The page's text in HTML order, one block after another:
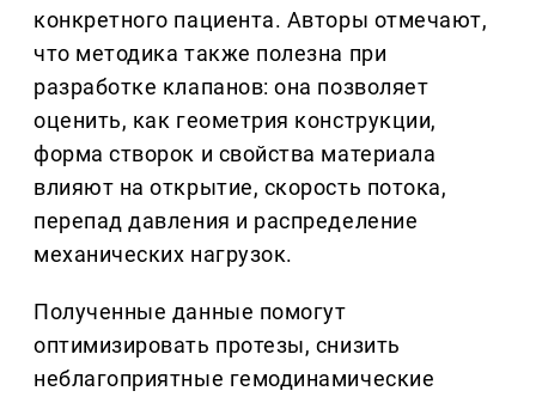
конкретного пациента. Авторы отмечают,
что методика также полезна при
разработке клапанов: она позволяет
оценить, как геометрия конструкции,
форма створок и свойства материала
влияют на открытие, скорость потока,
перепад давления и распределение
механических нагрузок.
Полученные данные помогут
оптимизировать протезы, снизить
неблагоприятные гемодинамические